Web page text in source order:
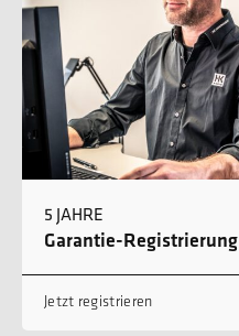
5 JAHRE
Garantie-Registrierung
Jetzt registrieren